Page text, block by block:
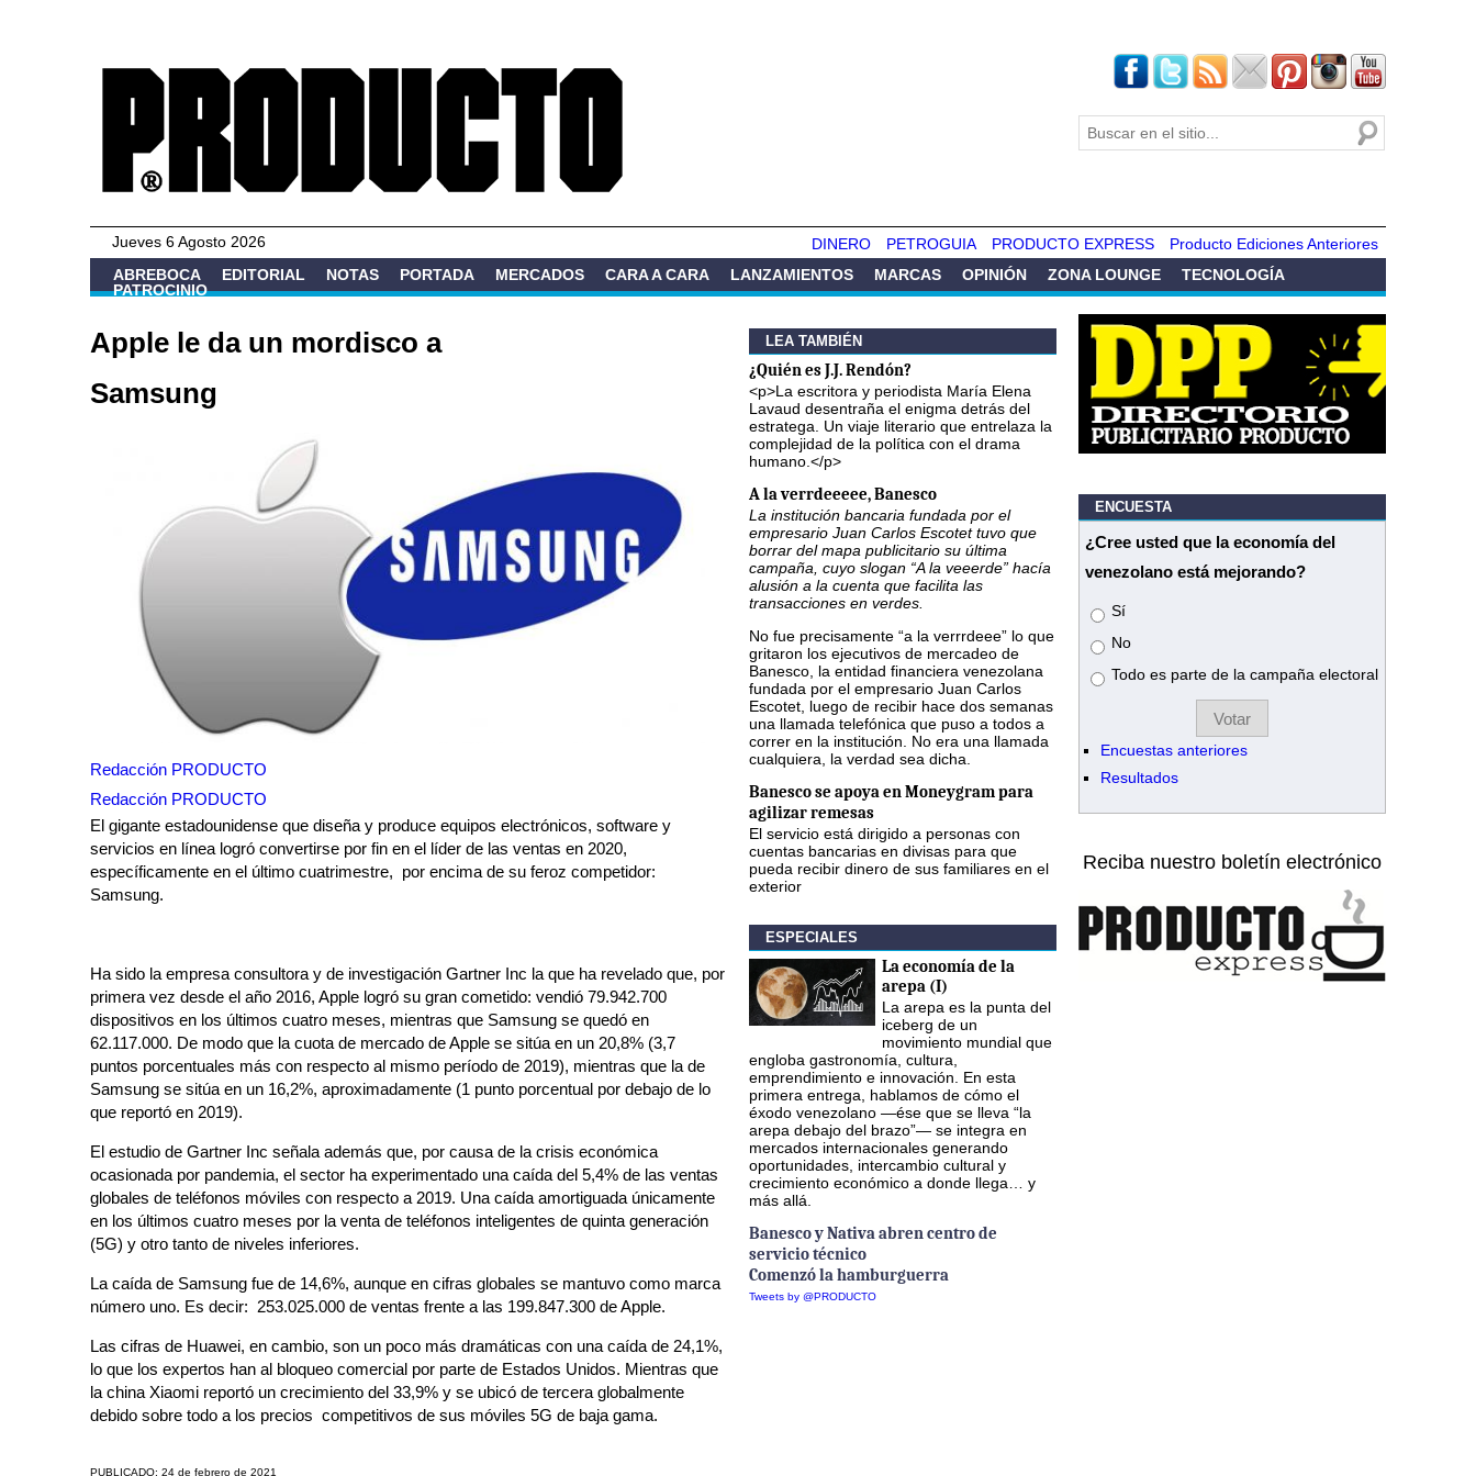
búsqueda
Buscar
Jueves 6 Agosto 2026 Producto Ediciones Anteriores
PRODUCTO EXPRESS
PETROGUIA
DINERO
ABREBOCA
EDITORIAL NOTAS PORTADA MERCADOS CARA A CARA LANZAMIENTOS MARCAS OPINIÓN ZONA LOUNGE
TECNOLOGÍA
PATROCINIO
Apple le da un mordisco a
Samsung
Redacción PRODUCTO
Redacción PRODUCTO
El gigante estadounidense que diseña y produce equipos electrónicos, software y
servicios en línea logró convertirse por fin en el líder de las ventas en 2020,
específicamente en el último cuatrimestre, por encima de su feroz competidor:
Samsung.
Ha sido la empresa consultora y de investigación Gartner Inc la que ha revelado que, por
primera vez desde el año 2016, Apple logró su gran cometido: vendió 79.942.700
dispositivos en los últimos cuatro meses, mientras que Samsung se quedó en
62.117.000. De modo que la cuota de mercado de Apple se sitúa en un 20,8% (3,7
puntos porcentuales más con respecto al mismo período de 2019), mientras que la de
Samsung se sitúa en un 16,2%, aproximadamente (1 punto porcentual por debajo de lo
que reportó en 2019).
El estudio de Gartner Inc señala además que, por causa de la crisis económica
ocasionada por pandemia, el sector ha experimentado una caída del 5,4% de las ventas
globales de teléfonos móviles con respecto a 2019. Una caída amortiguada únicamente
en los últimos cuatro meses por la venta de teléfonos inteligentes de quinta generación
(5G) y otro tanto de niveles inferiores.
La caída de Samsung fue de 14,6%, aunque en cifras globales se mantuvo como marca
número uno. Es decir: 253.025.000 de ventas frente a las 199.847.300 de Apple.
Las cifras de Huawei, en cambio, son un poco más dramáticas con una caída de 24,1%,
lo que los expertos han al bloqueo comercial por parte de Estados Unidos. Mientras que
la china Xiaomi reportó un crecimiento del 33,9% y se ubicó de tercera globalmente
debido sobre todo a los precios competitivos de sus móviles 5G de baja gama.
PUBLICADO: 24 de febrero de 2021
LEA TAMBIÉN
¿Quién es J.J. Rendón?
<p>La escritora y periodista María Elena
Lavaud desentraña el enigma detrás del
estratega. Un viaje literario que entrelaza la
complejidad de la política con el drama
humano.</p>
A la verrdeeeee, Banesco
La institución bancaria fundada por el
empresario Juan Carlos Escotet tuvo que
borrar del mapa publicitario su última
campaña, cuyo slogan “A la veeerde” hacía
alusión a la cuenta que facilita las
transacciones en verdes.
No fue precisamente “a la verrrdeee” lo que
gritaron los ejecutivos de mercadeo de
Banesco, la entidad financiera venezolana
fundada por el empresario Juan Carlos
Escotet, luego de recibir hace dos semanas
una llamada telefónica que puso a todos a
correr en la institución. No era una llamada
cualquiera, la verdad sea dicha.
Banesco se apoya en Moneygram para
agilizar remesas
El servicio está dirigido a personas con
cuentas bancarias en divisas para que
pueda recibir dinero de sus familiares en el
exterior
ESPECIALES
La economía de la
arepa (I)
La arepa es la punta del
iceberg de un
movimiento mundial que
engloba gastronomía, cultura,
emprendimiento e innovación. En esta
primera entrega, hablamos de cómo el
éxodo venezolano —ése que se lleva “la
arepa debajo del brazo”— se integra en
mercados internacionales generando
oportunidades, intercambio cultural y
crecimiento económico a donde llega… y
más allá.
Banesco y Nativa abren centro de
servicio técnico
Comenzó la hamburguerra
Tweets by @PRODUCTO
ENCUESTA
¿Cree usted que la economía del
venezolano está mejorando?
Opciones
Sí
No
Todo es parte de la campaña electoral
Encuestas anteriores
Resultados
Reciba nuestro boletín electrónico